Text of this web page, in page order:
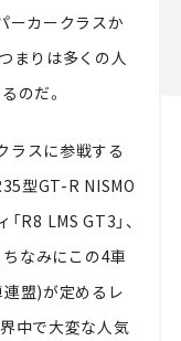
ーカークラスか
まりは多くの人
のだ。
ラスに参戦する
型GT-R NISMO
R8 LMS GT3」、
ちなみにこの4車
盟)が定めるレ
中で大変な人気